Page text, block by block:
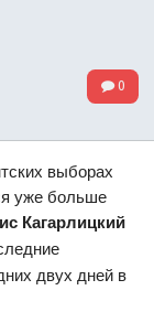
0
выборах
уже больше
Кагарлицкий
двух дней в